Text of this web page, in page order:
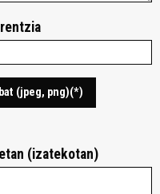
(jpeg, png)(*)
(izatekotan)